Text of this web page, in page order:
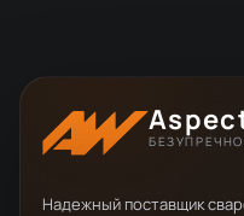
Надежный поставщик